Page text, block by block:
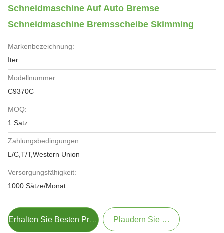
Schneidmaschine Auf Auto Bremse
Schneidmaschine Bremsscheibe Skimming
Markenbezeichnung:
Iter
Modellnummer:
C9370C
MOQ:
1 Satz
Zahlungsbedingungen:
L/C,T/T,Western Union
Versorgungsfähigkeit:
1000 Sätze/Monat
Erhalten Sie Besten Preis Plaudern Sie Jetzt